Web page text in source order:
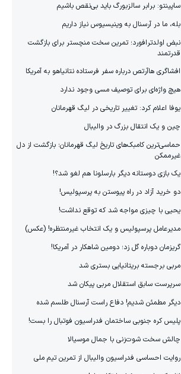
ساپینتو: برابر سالزبورگ باید بی‌نقص باشیم
بله، ما در آرسنال به وینیسیوس نیاز داریم
نبض اولدترافورد؛ تمرین سخت منچستر برای بازگشت
قدرتمند
افشاگری هاآرتص درباره سفر فرستاده نتانیاهو به آمریکا
هیچ واژه‌ای برای توصیف مسی وجود ندارد
یوفا اعلام کرد: تغییر تاریخی در لیگ قهرمانان
چین و یک انتقال بزرگ در والیبال
حماسی‌ترین کامبک‌های تاریخ لیگ قهرمانان؛ بازگشت از دل
غیرممکن
یک بازی دوستانه دیگر بارسلونا هم لغو شد؟!
دو خرید آزاد در راه پیوستن به پرسپولیس!
یحیی با چیزی مواجه شد که توقع نداشت!
مدیرعامل پرسپولیس و یک انتخاب غیرمنتظره! (عکس)
گریزمان دوباره گل زد؛ دومین شاهکار در آمریکا!
مربی برجسته بریتانیایی بستری شد
سرپرست سابق استقلال مربی پیکان شد
دیگر مطمئن شدیم! دفاع راست آرسنال طلسم شده
پلیس کره ‌جنوبی ساختمان فدراسیون فوتبال را بست!
چالش سخت شوت‌زنی با جمال موسیالا
روایت احساسی فدراسیون والیبال از تمرین تیم ملی